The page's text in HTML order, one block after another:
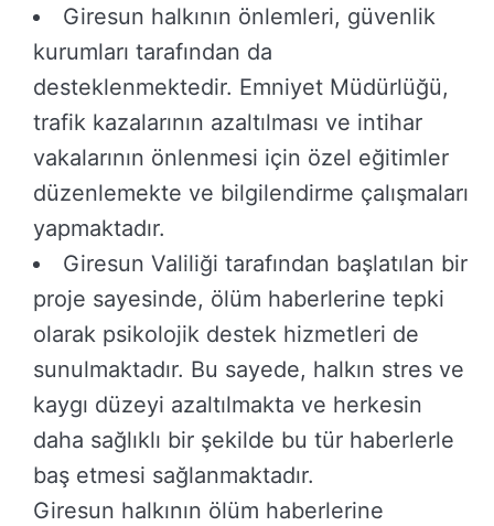
Giresun halkının önlemleri, güvenlik
kurumları tarafından da
desteklenmektedir. Emniyet Müdürlüğü,
trafik kazalarının azaltılması ve intihar
vakalarının önlenmesi için özel eğitimler
düzenlemekte ve bilgilendirme çalışmaları
yapmaktadır.
Giresun Valiliği tarafından başlatılan bir
proje sayesinde, ölüm haberlerine tepki
olarak psikolojik destek hizmetleri de
sunulmaktadır. Bu sayede, halkın stres ve
kaygı düzeyi azaltılmakta ve herkesin
daha sağlıklı bir şekilde bu tür haberlerle
baş etmesi sağlanmaktadır.
Giresun halkının ölüm haberlerine